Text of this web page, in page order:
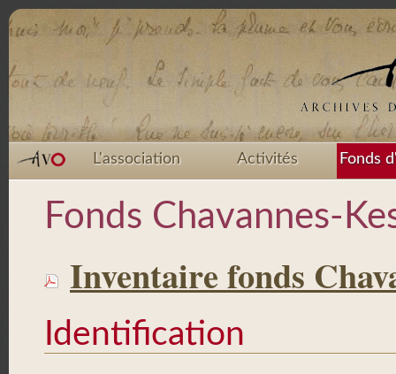
L'association Activités Fonds
Fonds Chavannes-
Inventaire fonds
Identification